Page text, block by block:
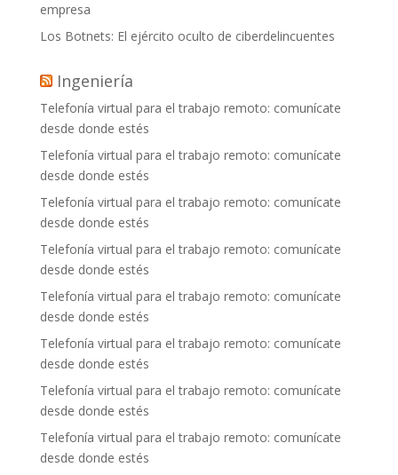
empresa
Los Botnets: El ejército oculto de ciberdelincuentes
Ingeniería
Telefonía virtual para el trabajo remoto: comunícate
desde donde estés
Telefonía virtual para el trabajo remoto: comunícate
desde donde estés
Telefonía virtual para el trabajo remoto: comunícate
desde donde estés
Telefonía virtual para el trabajo remoto: comunícate
desde donde estés
Telefonía virtual para el trabajo remoto: comunícate
desde donde estés
Telefonía virtual para el trabajo remoto: comunícate
desde donde estés
Telefonía virtual para el trabajo remoto: comunícate
desde donde estés
Telefonía virtual para el trabajo remoto: comunícate
desde donde estés